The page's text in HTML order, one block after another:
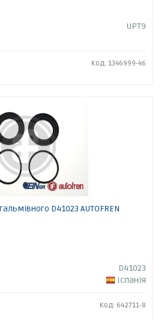
UPT9
Код: 1346999-46
D41023 AUTOFREN
D41023
Іспанія
Код: 642711-8